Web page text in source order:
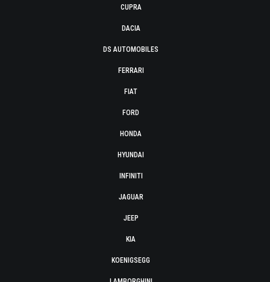
CUPRA
DACIA
DS AUTOMOBILES
FERRARI
FIAT
FORD
HONDA
HYUNDAI
INFINITI
JAGUAR
JEEP
KIA
KOENIGSEGG